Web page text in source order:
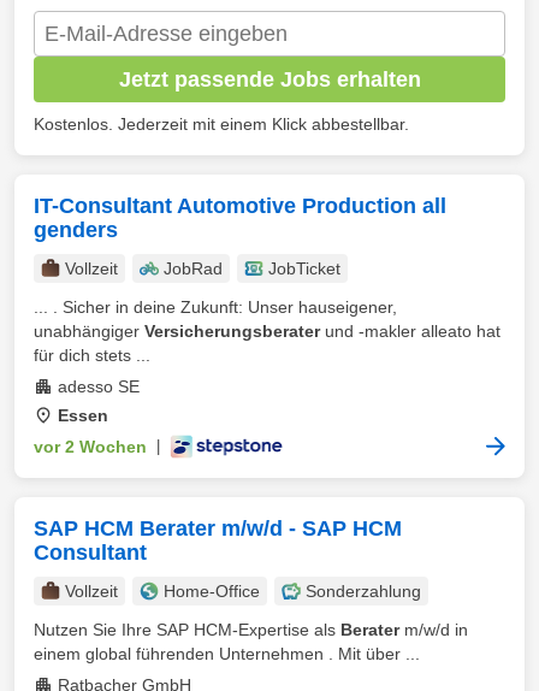
Jetzt passende Jobs erhalten
Kostenlos. Jederzeit mit einem Klick abbestellbar.
IT-Consultant Automotive Production all
genders
Vollzeit JobRad
JobTicket
... . Sicher in deine Zukunft: Unser hauseigener,
unabhängiger Versicherungsberaterund -makler alleato hat
für dich stets ...
adesso SE
Essen
vor 2 Wochen
SAP HCM Berater m/w/d - SAP HCM
Consultant
Vollzeit Home-Office
Sonderzahlung
Nutzen Sie Ihre SAP HCM-Expertise als Beraterm/w/d in
einem global führenden Unternehmen . Mit über ...
Ratbacher GmbH